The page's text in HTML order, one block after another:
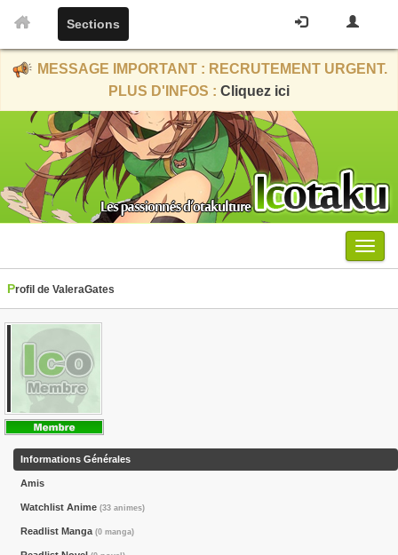
Sections
MESSAGE IMPORTANT : RECRUTEMENT URGENT.
PLUS D'INFOS : Cliquez ici
Menu
Profil de ValeraGates
Informations Générales
Amis
Watchlist Anime (33 animes)
Readlist Manga (0 manga)